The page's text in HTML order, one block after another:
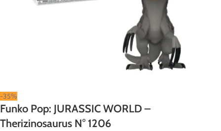
-35%
Funko Pop: JURASSIC WORLD –
Therizinosaurus N° 1206